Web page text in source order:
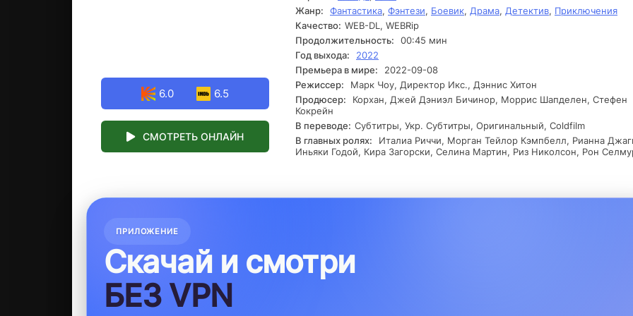
6.0 6.5
СМОТРЕТЬ ОНЛАЙН
ценностей. На захватывающем этапе они делают значимые открытия,
которые меняют их восприятие окружающего мира.
Жанр:
Фантастика, Фэнтези, Боевик, Драма, Детектив, Приключения
Качество: WEB-DL, WEBRip
Продолжительность:
00:45 мин
Год выхода:
2022
Премьера в мире:
2022-09-08
Режиссер:
Марк Чоу, Директор Икс., Дэннис Хитон
Продюсер:
Корхан, Джей Дэниэл Бичинор, Моррис Шапделен, Стефен
Кокрейн
В переводе: Субтитры, Укр. Субтитры, Оригинальный, Coldfilm
В главных ролях:
Италиа Риччи, Морган Тейлор Кэмпбелл, Рианна
Иньяки Годой, Кира Загорски, Селина Мартин, Риз Николсон, Рон
ПРИЛОЖЕНИЕ
Скачай и смотри
БЕЗ VPN